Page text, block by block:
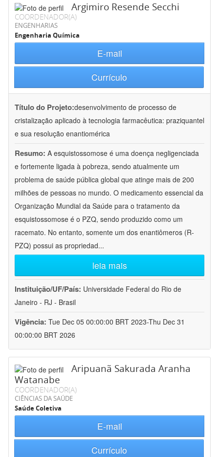
Argimiro Resende Secchi
COORDENADOR(A)
ENGENHARIAS
Engenharia Química
E-mail
Currículo
Título do Projeto:desenvolvimento de processo de
cristalização aplicado à tecnologia farmacêutica: praziquantel
e sua resolução enantiomérica
Resumo: A esquistossomose é uma doença negligenciada
e fortemente ligada à pobreza, sendo atualmente um
problema de saúde pública global que atinge mais de 200
milhões de pessoas no mundo. O medicamento essencial da
Organização Mundial da Saúde para o tratamento da
esquistossomose é o PZQ, sendo produzido como um
racemato. No entanto, somente um dos enantiômeros (R-
PZQ) possui as propriedad...
leia mais
Instituição/UF/País: Universidade Federal do Rio de
Janeiro - RJ - Brasil
Vigência: Tue Dec 05 00:00:00 BRT 2023-Thu Dec 31
00:00:00 BRT 2026
Aripuanã Sakurada Aranha
Watanabe
COORDENADOR(A)
CIÊNCIAS DA SAÚDE
Saúde Coletiva
E-mail
Currículo